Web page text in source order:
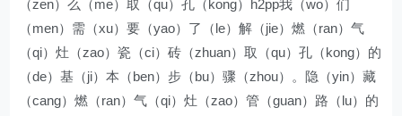
（zen）么（me）取（qu）孔（kong）h2pp我（wo）们
（men）需（xu）要（yao）了（le）解（jie）燃（ran）气
（qi）灶（zao）瓷（ci）砖（zhuan）取（qu）孔（kong）的
（de）基（ji）本（ben）步（bu）骤（zhou）。隐（yin）藏
（cang）燃（ran）气（qi）灶（zao）管（guan）路（lu）的